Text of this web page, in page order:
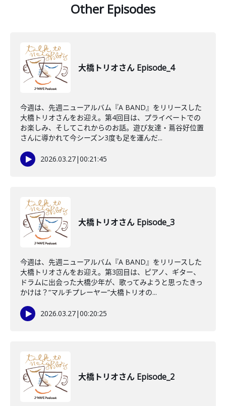
Other Episodes
大橋トリオさん Episode_4
今週は、先週ニューアルバム『A BAND』をリリースした
大橋トリオさんをお迎え。第4回目は、プライベートでの
お楽しみ、そしてこれからのお話。遊び友達・蔦谷好位置
さんに導かれて今シーズン3度も足を運んだ...
2026.03.27|00:21:45
大橋トリオさん Episode_3
今週は、先週ニューアルバム『A BAND』をリリースした
大橋トリオさんをお迎え。第3回目は、ピアノ、ギター、
ドラムに出会った大橋少年が、歌ってみようと思ったきっ
かけは？“マルチプレーヤー”大橋トリオの...
2026.03.27|00:20:25
大橋トリオさん Episode_2